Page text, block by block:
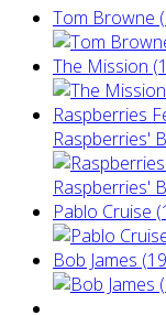
Tom Browne
The Mission
Raspberries
Raspberries'
Pablo Cruise
Bob James